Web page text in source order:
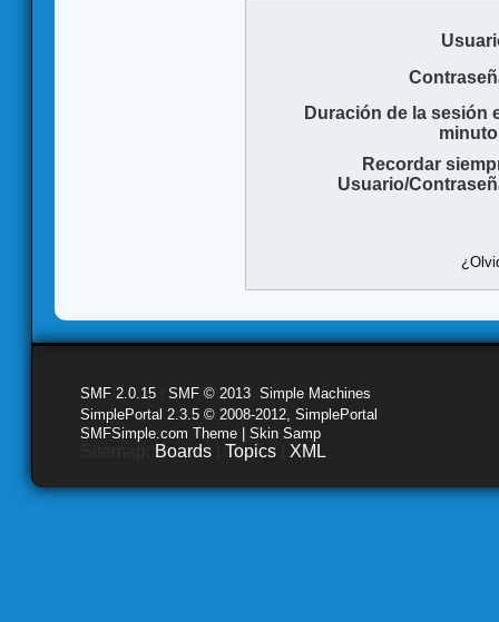
Duración de la sesión
Recordar
Usuario/
SMF 2.0.15 SMF © 2013 Simple Machines
SimplePortal 2.3.5 © 2008-2012, SimplePortal
SMFSimple.com Theme | Skin Samp
Boards Topics XML